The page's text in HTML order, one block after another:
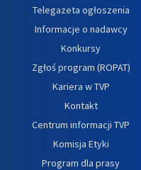
Telegazeta ogłoszenia
Informacje o nadawcy
Konkursy
Zgłoś program (ROPAT)
Kariera w TVP
Kontakt
Centrum informacji TVP
Komisja Etyki
Program dla prasy